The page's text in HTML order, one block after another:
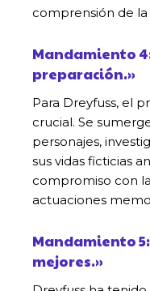
comprensión de la
Mandamiento
preparación.»
Para Dreyfuss, el
crucial. Se
personajes,
sus vidas ficticias
compromiso con
actuaciones
Mandamiento
mejores.»